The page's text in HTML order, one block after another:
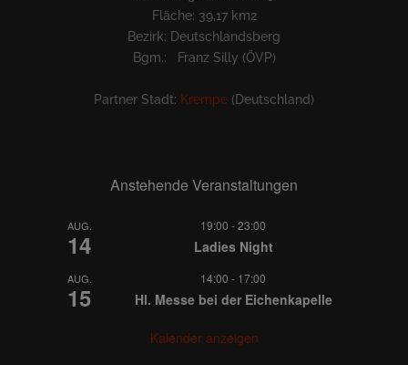
Fläche: 39,17 km2
Bezirk: Deutschlandsberg
Bgm.: Franz Silly (ÖVP)
Partner Stadt: Krempe (Deutschland)
Anstehende Veranstaltungen
AUG.
14
19:00 -23:00
Ladies Night
AUG.
15
14:00 - 17:00
Hl. Messe bei der Eichenkapelle
Kalender anzeigen